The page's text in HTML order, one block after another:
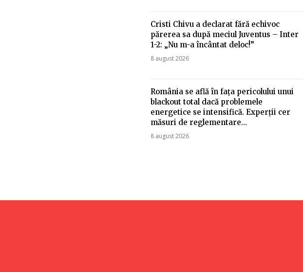
Cristi Chivu a declarat fără echivoc
părerea sa după meciul Juventus – Inter
1-2: „Nu m-a încântat deloc!”
8 august 2026
România se află în fața pericolului unui
blackout total dacă problemele
energetice se intensifică. Experții cer
măsuri de reglementare…
8 august 2026